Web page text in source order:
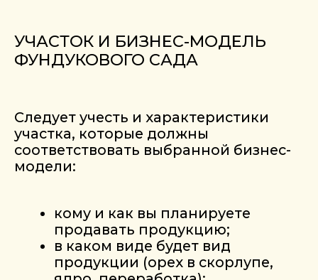
меньше задерживаются
вредители и болезни;
снижается риск «морозных
ОПТИМАЛЬНЫЙ УКЛОН:
допустимый уклон: до 5–7%;
оптимальный уклон: 1–3%.
оврагов при ливнях.
ЛУЧШЕЕ НАПРАВЛЕНИЕ УКЛОНА